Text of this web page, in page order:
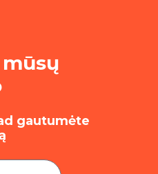
gautumėte